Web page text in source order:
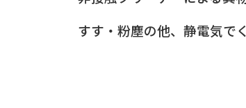
すす・粉塵の他、静電気で